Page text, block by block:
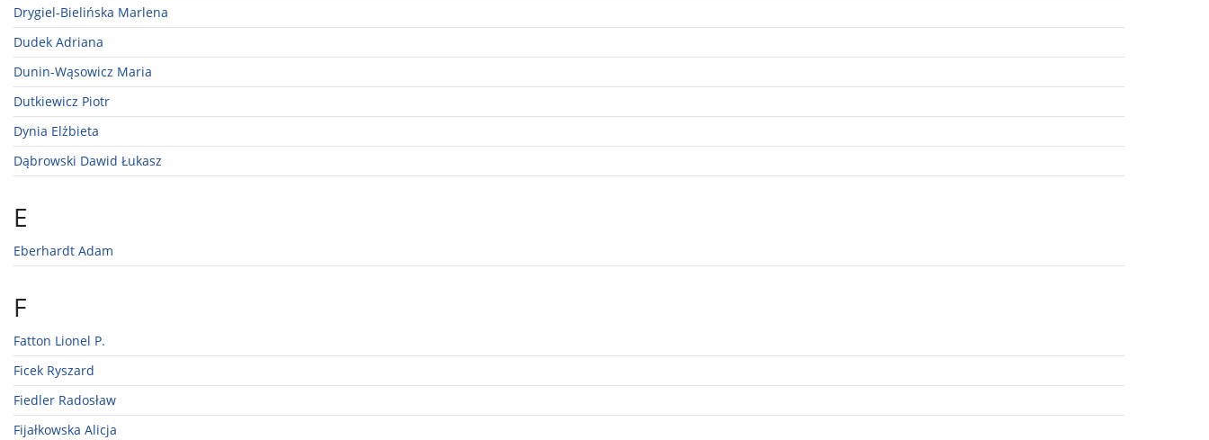
Drygiel-Bielińska Marlena
Dudek Adriana
Dunin-Wąsowicz Maria
Dutkiewicz Piotr
Dynia Elżbieta
Dąbrowski Dawid Łukasz
E
Eberhardt Adam
F
Fatton Lionel P.
Ficek Ryszard
Fiedler Radosław
Fijałkowska Alicja